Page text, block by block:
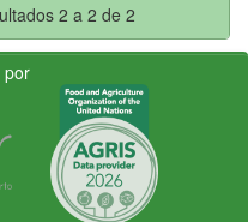
2 a 2 de 2
por